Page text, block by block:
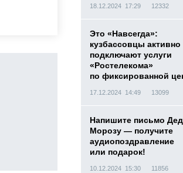
18.12.2024 17:29 12332
Это «Навсегда»:
кузбассовцы активно
подключают услуги
«Ростелекома»
по фиксированной
17.12.2024 14:49 13099
Напишите письмо
Морозу — получите
аудиопоздравление
или подарок!
10.12.2024 15:30 11856